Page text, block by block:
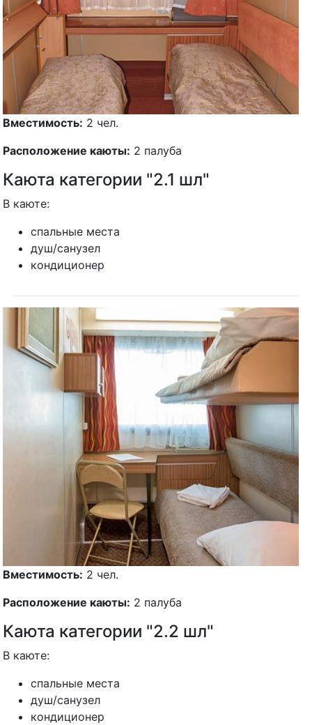
Вместимость: 2 чел.
Расположение каюты: 2 палуба
Каюта категории "2.1 шл"
В каюте:
спальные места
душ/санузел
кондиционер
Вместимость: 2 чел.
Расположение каюты: 2 палуба
Каюта категории "2.2 шл"
В каюте:
спальные места
душ/санузел
кондиционер